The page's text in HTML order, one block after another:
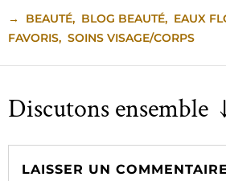
→ BEAUTÉ, BLOG BEAUTÉ, EAUX
FAVORIS, SOINS VISAGE/CORPS
Discutons ensemble
LAISSER UN COMMENTAIRE